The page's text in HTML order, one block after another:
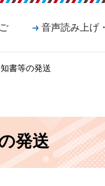
音声読み上げ
書等の発送
発送